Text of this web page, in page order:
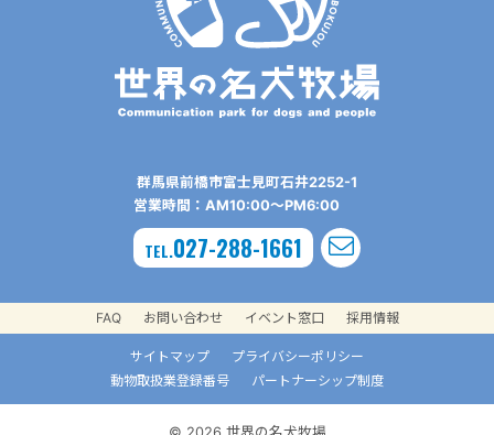
群⾺県前橋市富⼠⾒町⽯井2252-1
営業時間：AM10:00〜PM6:00
TEL.027-288-1661
FAQ お問い合わせ イベント窓口 採用情報
サイトマップ
プライバシーポリシー
動物取扱業登録番号
パートナーシップ制度